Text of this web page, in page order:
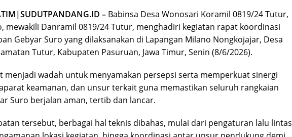
– Babinsa Desa Wonosari Koramil 0819/24 Tutur,
mewakili Danramil 0819/24 Tutur, menghadiri kegiatan rapat koordinasi
Gebyar Suro yang dilaksanakan di Lapangan Milano Nongkojajar, Desa
Tutur, Kabupaten Pasuruan, Jawa Timur, Senin (8/6/2026).
menjadi wadah untuk menyamakan persepsi serta memperkuat sinergi
keamanan, dan unsur terkait guna memastikan seluruh rangkaian
Suro berjalan aman, tertib dan lancar.
tersebut, berbagai hal teknis dibahas, mulai dari pengaturan lalu lintas